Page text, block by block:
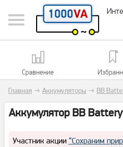
Сравнение
Главная → Аккумуляторы → BB
Аккумулятор BB
Участник акции “Сохраним